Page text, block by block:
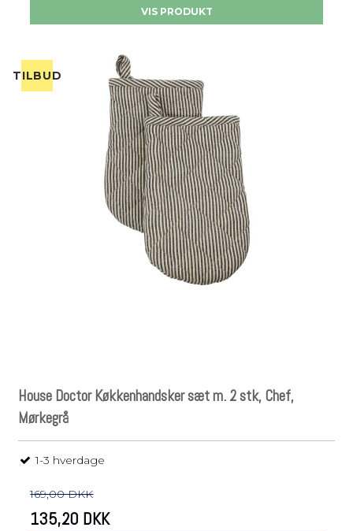
VIS PRODUKT
TILBUD
House Doctor Køkkenhandsker sæt m. 2 stk, Chef,
Mørkegrå
1-3 hverdage
169,00 DKK
135,20 DKK